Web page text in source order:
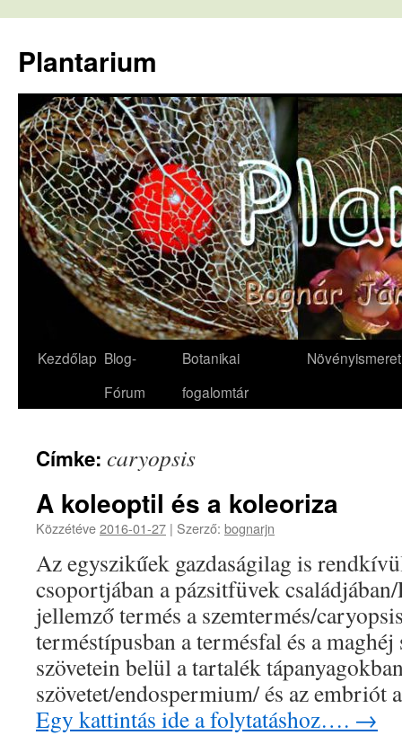
tartalomba
Plantarium
Kezdőlap Blog-
Fórum
Botanikai
fogalomtár
Növényismeret
Címke: caryopsis
A koleoptil és a koleoriza
Közzétéve2016-01-27 | Szerző: bognarjn
Az egyszikűek gazdaságilag is
csoportjában a pázsitfüvek családjában/
jellemző termés a szemtermés/
terméstípusban a termésfal és a
szövetein belül a tartalék
szövetet/endospermium/ és az
Egy kattintás ide a folytatáshoz…. →